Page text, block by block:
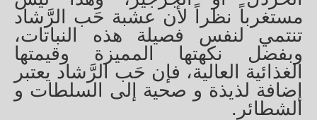
مستغرباً نظراً لأن عشبة حَب الرَّشاد
تنتمي لنفس فصيلة هذه النباتات،
وبفضل نكهتها المميزة وقيمتها
الغذائية العالية، فإن حَب الرَّشاد يعتبر
إضافة لذيذة و صحية إلى السلطات و
الشطائر.